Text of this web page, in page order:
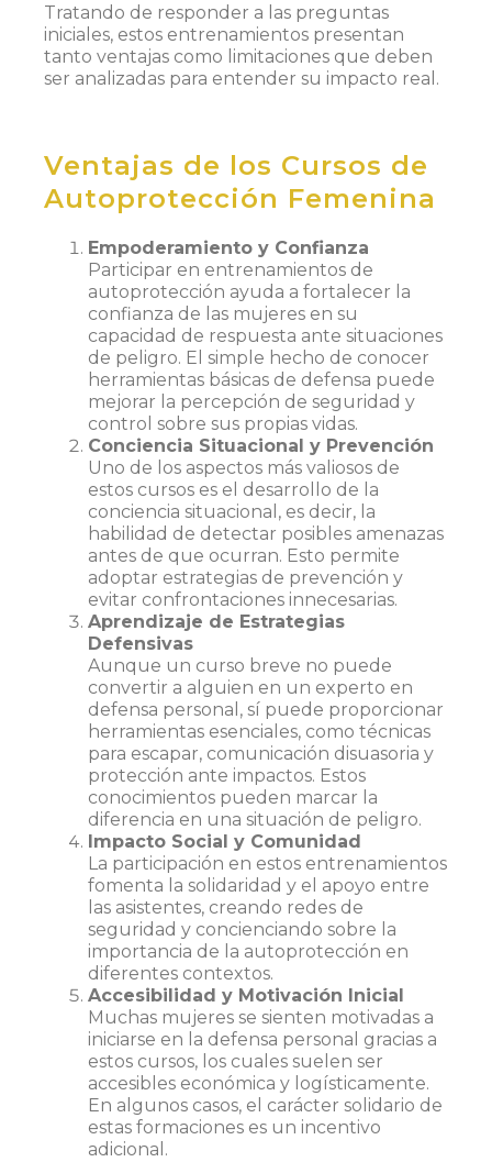
Tratando de responder a las preguntas
iniciales, estos entrenamientos presentan
tanto ventajas como limitaciones que deben
ser analizadas para entender su impacto real.
Ventajas de los Cursos de
Autoprotección Femenina
Empoderamiento y Confianza
Participar en entrenamientos de
autoprotección ayuda a fortalecer la
confianza de las mujeres en su
capacidad de respuesta ante situaciones
de peligro. El simple hecho de conocer
herramientas básicas de defensa puede
mejorar la percepción de seguridad y
control sobre sus propias vidas.
Conciencia Situacional y Prevención
Uno de los aspectos más valiosos de
estos cursos es el desarrollo de la
conciencia situacional, es decir, la
habilidad de detectar posibles amenazas
antes de que ocurran. Esto permite
adoptar estrategias de prevención y
evitar confrontaciones innecesarias.
Aprendizaje de Estrategias
Defensivas
Aunque un curso breve no puede
convertir a alguien en un experto en
defensa personal, sí puede proporcionar
herramientas esenciales, como técnicas
para escapar, comunicación disuasoria y
protección ante impactos. Estos
conocimientos pueden marcar la
diferencia en una situación de peligro.
Impacto Social y Comunidad
La participación en estos entrenamientos
fomenta la solidaridad y el apoyo entre
las asistentes, creando redes de
seguridad y concienciando sobre la
importancia de la autoprotección en
diferentes contextos.
Accesibilidad y Motivación Inicial
Muchas mujeres se sienten motivadas a
iniciarse en la defensa personal gracias a
estos cursos, los cuales suelen ser
accesibles económica y logísticamente.
En algunos casos, el carácter solidario de
estas formaciones es un incentivo
adicional.